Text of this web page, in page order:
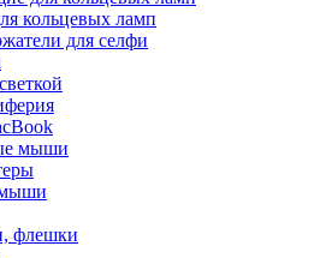
кольцевых ламп
для селфи
мыши
флешки